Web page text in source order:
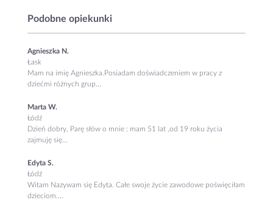
Podobne opiekunki
Agnieszka N.
Łask
Mam na imię Agnieszka.Posiadam doświadczeniem w pracy z
dziećmi różnych grup...
Marta W.
Łódź
Dzień dobry, Parę słów o mnie : mam 51 lat ,od 19 roku życia
zajmuję się...
Edyta S.
Łódź
Witam Nazywam się Edyta. Całe swoje życie zawodowe poświęciłam
dzieciom....